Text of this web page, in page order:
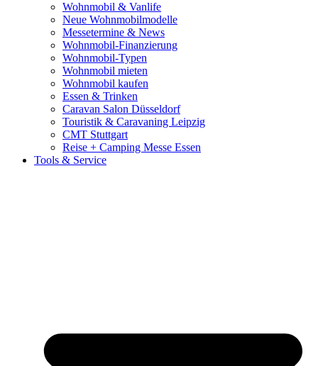
Wohnmobil & Vanlife
Neue Wohnmobilmodelle
Messetermine & News
Wohnmobil-Finanzierung
Wohnmobil-Typen
Wohnmobil mieten
Wohnmobil kaufen
Essen & Trinken
Caravan Salon Düsseldorf
Touristik & Caravaning Leipzig
CMT Stuttgart
Reise + Camping Messe Essen
Tools & Service